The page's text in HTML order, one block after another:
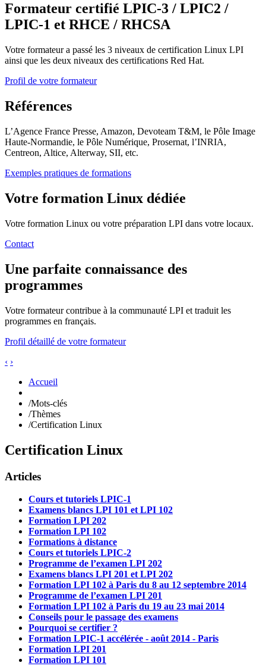
Formateur certifié LPIC-3 / LPIC2 /
LPIC-1 et RHCE / RHCSA
Votre formateur a passé les 3 niveaux de certification Linux LPI
ainsi que les deux niveaux des certifications Red Hat.
Profil de votre formateur
Références
L’Agence France Presse, Amazon, Devoteam T&M, le Pôle Image
Haute-Normandie, le Pôle Numérique, Prosernat, l’INRIA,
Centreon, Altice, Alterway, SII, etc.
Exemples pratiques de formations
Votre formation Linux dédiée
Votre formation Linux ou votre préparation LPI dans votre locaux.
Contact
Une parfaite connaissance des
programmes
Votre formateur contribue à la communauté LPI et traduit les
programmes en français.
Profil détaillé de votre formateur
‹ ›
Accueil
/Mots-clés
/Thèmes
/Certification Linux
Certification Linux
Articles
Cours et tutoriels LPIC-1
Examens blancs LPI 101 et LPI 102
Formation LPI 202
Formation LPI 102
Formations à distance
Cours et tutoriels LPIC-2
Programme de l’examen LPI 202
Examens blancs LPI 201 et LPI 202
Formation LPI 102 à Paris du 8 au 12 septembre 2014
Programme de l’examen LPI 201
Formation LPI 102 à Paris du 19 au 23 mai 2014
Conseils pour le passage des examens
Pourquoi se certifier ?
Formation LPIC-1 accélérée - août 2014 - Paris
Formation LPI 201
Formation LPI 101